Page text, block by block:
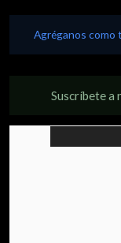
Agréganos como
Suscríbete a